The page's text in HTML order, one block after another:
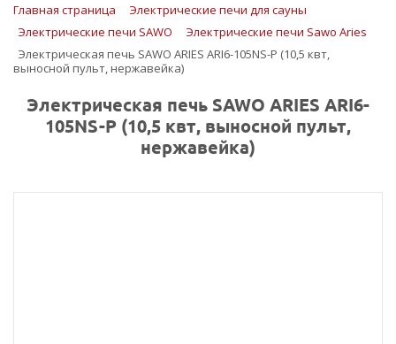
Главная страница
Электрические печи для сауны
Электрические печи SAWO
Электрические печи Sawo Aries
Электрическая печь SAWO ARIES ARI6-105NS-P (10,5 квт,
выносной пульт, нержавейка)
Электрическая печь SAWO ARIES ARI6-
105NS-P (10,5 квт, выносной пульт,
нержавейка)